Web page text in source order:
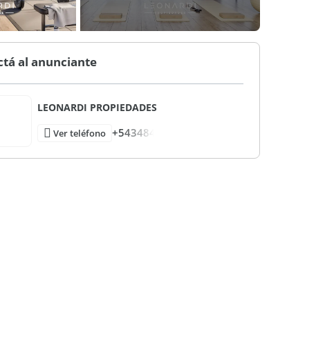
al anunciante
LEONARDI PROPIEDADES
Ver teléfono +543484